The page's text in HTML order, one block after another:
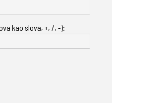
kao slova, +, /, -):